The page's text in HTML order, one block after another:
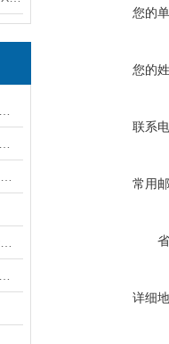
您的
您的
联系
常用
详细